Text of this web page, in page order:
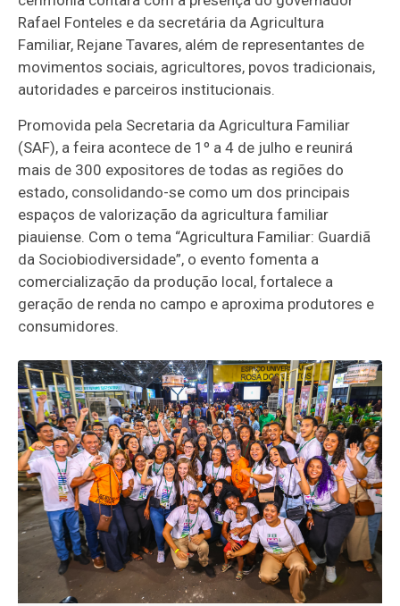
Rafael Fonteles e da secretária da Agricultura
Familiar, Rejane Tavares, além de representantes de
movimentos sociais, agricultores, povos tradicionais,
autoridades e parceiros institucionais.
Promovida pela Secretaria da Agricultura Familiar
(SAF), a feira acontece de 1º a 4 de julho e reunirá
mais de 300 expositores de todas as regiões do
estado, consolidando-se como um dos principais
espaços de valorização da agricultura familiar
piauiense. Com o tema “Agricultura Familiar: Guardiã
da Sociobiodiversidade”, o evento fomenta a
comercialização da produção local, fortalece a
geração de renda no campo e aproxima produtores e
consumidores.